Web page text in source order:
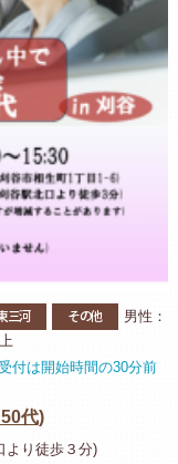
三河 その他
男性：
上
付は開始時間の30分前
代)
より徒歩３分)